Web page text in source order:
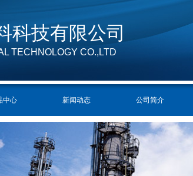
科技有限公司
TECHNOLOGY CO.,LTD
中心 新闻动态 公司简介